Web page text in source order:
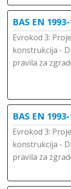
BAS EN
Evrokod 3:
konstrukcija -
pravila za
BAS EN
Evrokod 3:
konstrukcija -
pravila za